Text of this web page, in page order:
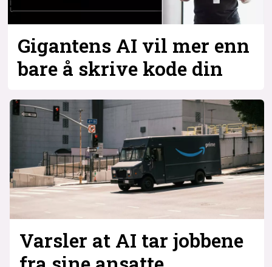
Gigantens AI vil mer enn
bare å skrive kode din
Varsler at AI tar jobbene